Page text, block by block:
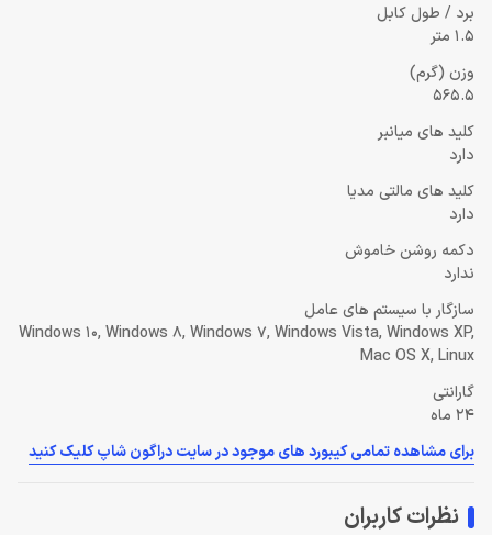
برد / طول کابل
1.5 متر
وزن (گرم)
565.5
کلید های میانبر
دارد
کلید های مالتی مدیا
دارد
دکمه روشن خاموش
ندارد
سازگار با سیستم های عامل
Windows 10, Windows 8, Windows 7, Windows Vista, Windows XP,
Mac OS X, Linux
گارانتی
24 ماه
برای مشاهده تمامی کیبورد های موجود در سایت دراگون شاپ کلیک کنید
نظرات کاربران